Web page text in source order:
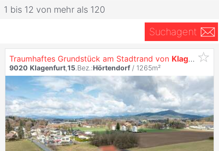
1 bis 12 von mehr als 120
Suchagent
Traumhaftes Grundstück am Stadtrand von Klagenfurt
9020 Klagenfurt,15.Bez.:Hörtendorf / 1265m²